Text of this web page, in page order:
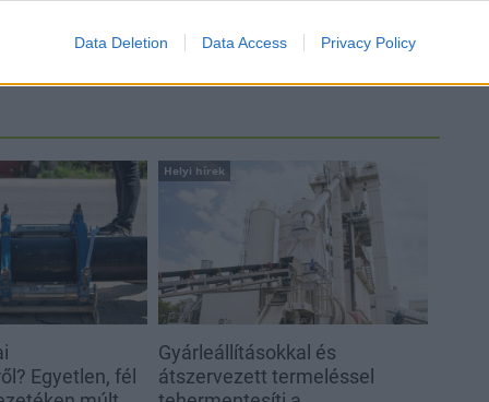
Data Deletion Data Access Privacy Policy
Egyetlen, fél
Helyi hírek
Gyárleállításokkal és
átszervezett termeléssel